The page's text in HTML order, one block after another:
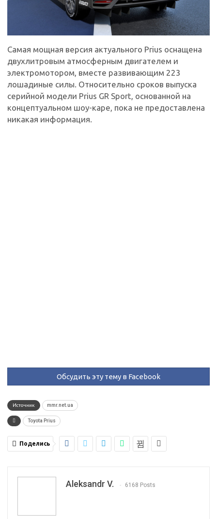
Самая мощная версия актуального Prius оснащена
двухлитровым атмосферным двигателем и
электромотором, вместе развивающим 223
лошадиные силы. Относительно сроков выпуска
серийной модели Prius GR Sport, основанной на
концептуальном шоу-каре, пока не предоставлена
никакая информация.
Обсудить эту тему в Facebook
Источник mmr.net.ua
Toyota Prius
Поделись
Aleksandr V. 6168 Posts